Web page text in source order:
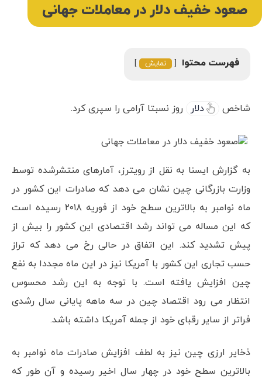
صعود خفیف دلار در معاملات جهانی
فهرست محتوا نمایش
شاخص دلار روز نسبتا آرامی را سپری کرد.
به گزارش ایسنا به نقل از رویترز، آمارهای منتشرشده توسط
وزارت بازرگانی چین نشان می دهد که صادرات این کشور در
ماه نوامبر به بالاترین سطح خود از فوریه ۲۰۱۸ رسیده است
که این مساله می تواند رشد اقتصادی این کشور را بیش از
پیش تشدید کند. این اتفاق در حالی رخ می دهد که تراز
حسب تجاری این کشور با آمریکا نیز در این ماه مجددا به نفع
چین افزایش یافته است. با توجه به این رشد محسوس
انتظار می رود اقتصاد چین در سه ماهه پایانی سال رشدی
فراتر از سایر رقبای خود از جمله آمریکا داشته باشد.
ذخایر ارزی چین نیز به لطف افزایش صادرات ماه نوامبر به
بالاترین سطح خود در چهار سال اخیر رسیده و آن طور که